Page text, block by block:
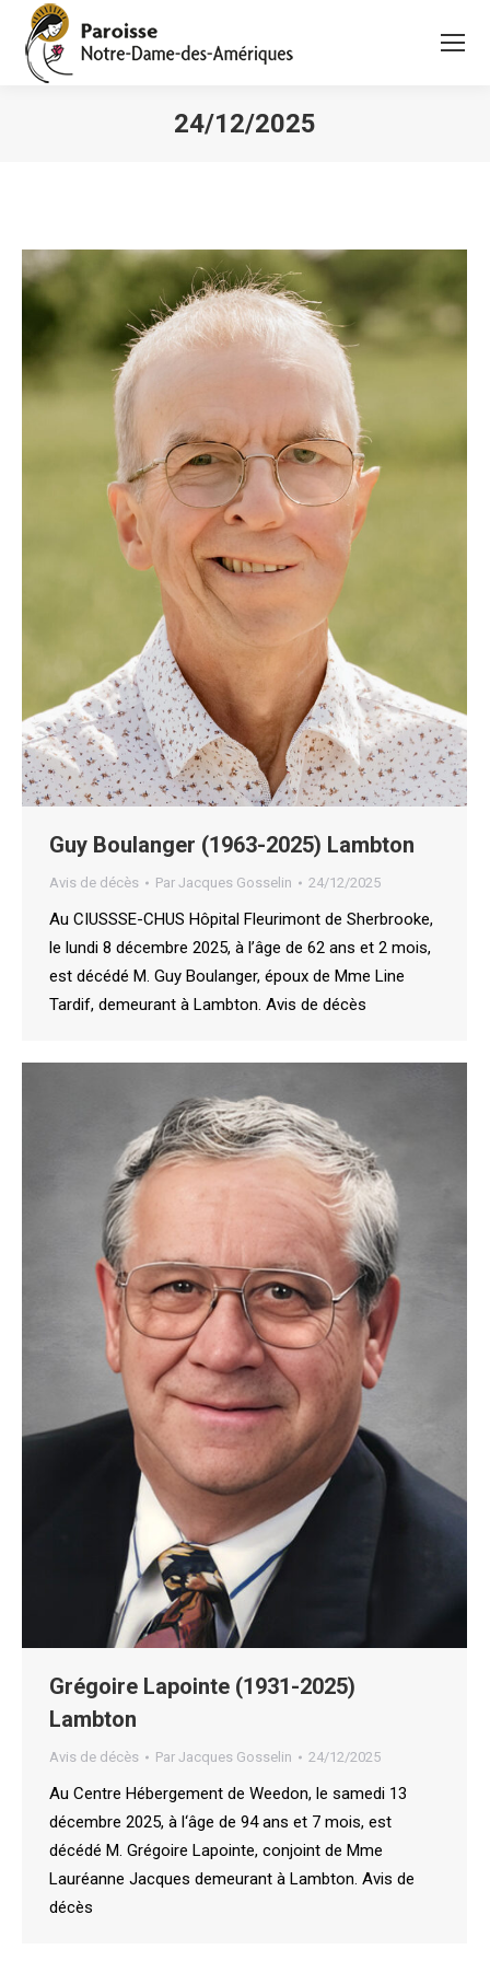
24/12/2025
Guy Boulanger (1963-2025) Lambton
Avis de décès Par Jacques Gosselin 24/12/2025
Au CIUSSSE-CHUS Hôpital Fleurimont de Sherbrooke,
le lundi 8 décembre 2025, à l’âge de 62 ans et 2 mois,
est décédé M. Guy Boulanger, époux de Mme Line
Tardif, demeurant à Lambton. Avis de décès
Grégoire Lapointe (1931-2025)
Lambton
Avis de décès Par Jacques Gosselin 24/12/2025
Au Centre Hébergement de Weedon, le samedi 13
décembre 2025, à l‘âge de 94 ans et 7 mois, est
décédé M. Grégoire Lapointe, conjoint de Mme
Lauréanne Jacques demeurant à Lambton. Avis de
décès